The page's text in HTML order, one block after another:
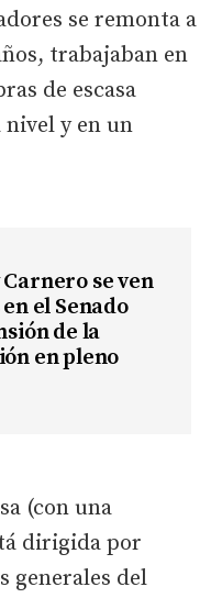
se remonta a
trabajaban en
de escasa
nivel y en un
se ven
el Senado
de la
en pleno
(con una
dirigida por
generales del